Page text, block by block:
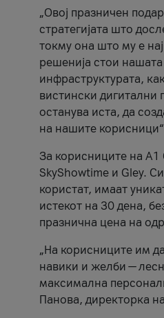
„Овој празничен
стратегијата што
токму она што му е
решенија стои
инфраструктурата,
вистински дигитални
останува иста, да
на нашите
За корисниците на A1
SkyShowtime и Gley.
користат, имаат
истекот на 30 дена,
празнична цена на
„На корисниците им
навики и желби —
максимална
Панова, директорка